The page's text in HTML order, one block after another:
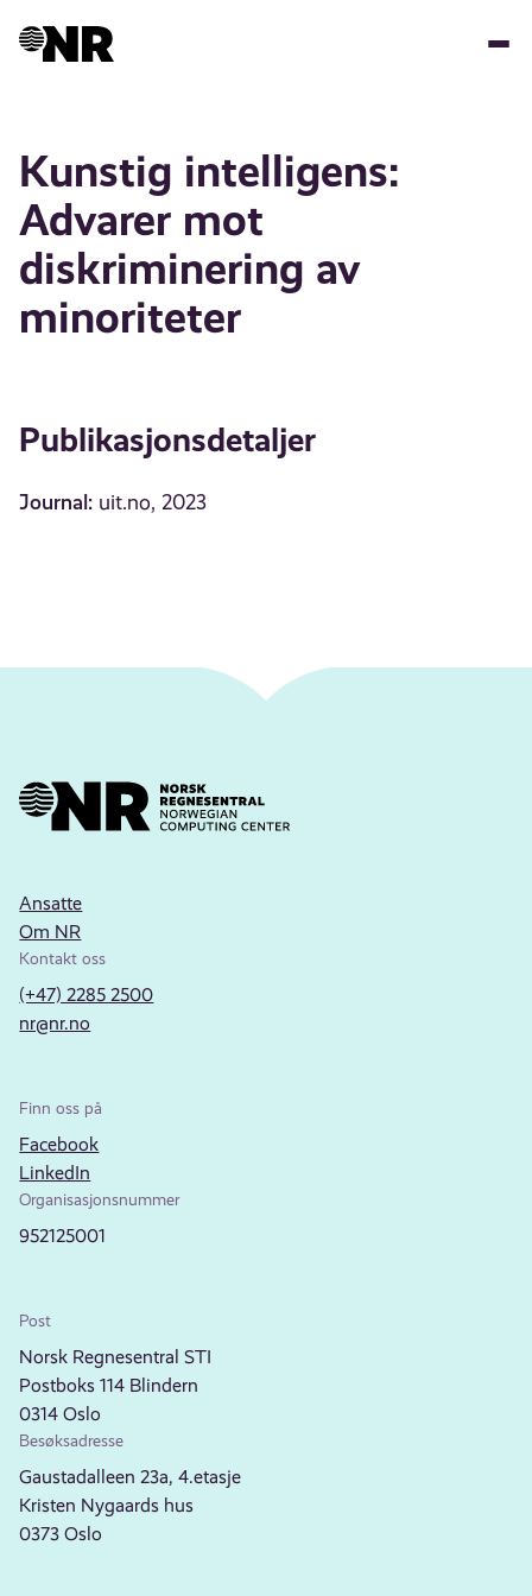
Kunstig intelligens:
Advarer mot
diskriminering av
minoriteter
Publikasjonsdetaljer
Journal: uit.no, 2023
Ansatte
Om NR
Kontakt oss
(+47) 2285 2500
nr@nr.no
Finn oss på
Facebook
LinkedIn
Organisasjonsnummer
952125001
Post
Norsk Regnesentral STI
Postboks 114 Blindern
0314 Oslo
Besøksadresse
Gaustadalleen 23a, 4.etasje
Kristen Nygaards hus
0373 Oslo